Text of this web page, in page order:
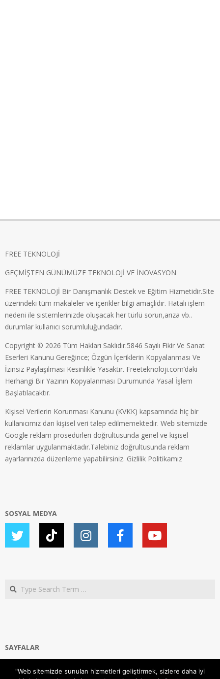
FREE TEKNOLOJİ
GEÇMİŞTEN GÜNÜMÜZE TEKNOLOJİ VE İNOVASYON
FREE TEKNOLOJİ Bir Danışmanlık Destek ve Eğitim Hizmetidir.Site
üzerindeki tüm makaleler ve içerikler bilgi amaçlıdır. Hatalı işlem
nedeni ile sistemlerinizde oluşacak her türlü sorun,arıza vb..
durumlar kullanıcı sorumluluğundadır.
Copyright © 2026 Tüm Hakları Saklıdır.5846 Sayılı Fikir Ve Sanat
Eserleri Kanunu Gereğince; Özgün İçeriklerin Kopyalanması Ve
İzinsiz Paylaşılması Kesinlikle Yasaktır. Freeteknoloji.com’daki
Herhangi Bir Yazının Kopyalanması Durumunda Yasal İşlem
Başlatılacaktır.
Kişisel Verilerin Korunması Kanunu (KVKK) kapsamında hiç bir
kullanıcımız dan kişisel veri talep edilmemektedir. Web sitemizde
Google reklam prosedürleri doğrultusunda genel ve kişisel
reklamlar uygulanmaktadır.Talebiniz doğrultusunda reklam
ayarlarınızda düzenleme yapabilirsiniz. Gizlilik Politikamız
SOSYAL MEDYA
Search
SAYFALAR
Gizlilik ve Çerezler (Cookies) Politikası
"Web sitemizde sunulan hizmetleri geliştirmek, sizlere daha iyi